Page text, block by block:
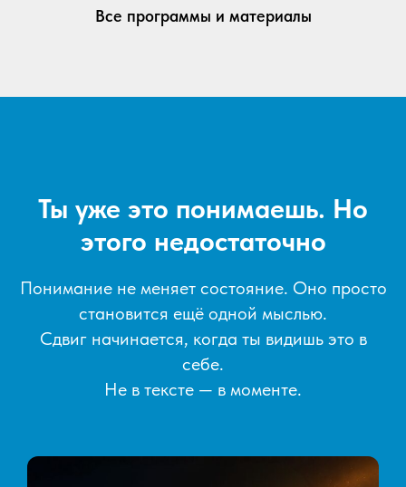
Все программы и материалы
Ты уже это понимаешь. Но
этого недостаточно
Понимание не меняет состояние. Оно просто
становится ещё одной мыслью.
Сдвиг начинается, когда ты видишь это в
себе.
Не в тексте — в моменте.